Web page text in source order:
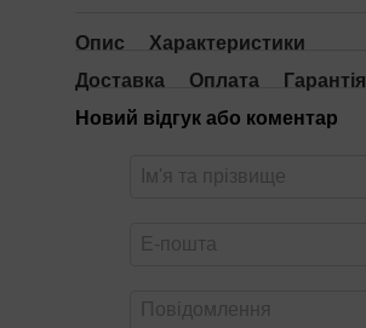
Опис
Характеристики
Доставка
Оплата
Гарантія
Новий відгук або коментар